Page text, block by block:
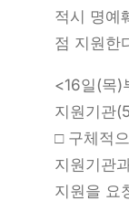
적시 명예
점 지원한
<16일(목)
지원기관
□ 구체적
지원기관
지원을 요